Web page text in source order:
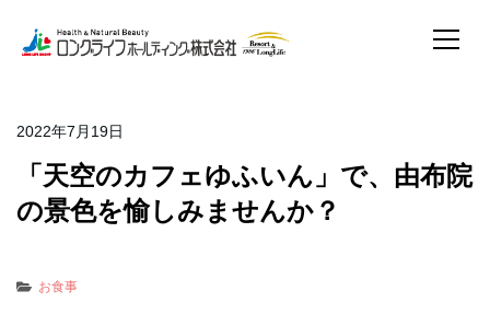
2022年7月19日
「天空のカフェゆふいん」で、由布院
の景色を愉しみませんか？
お食事